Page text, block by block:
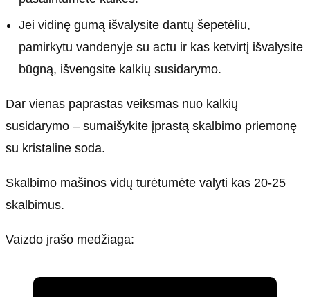
Jei vidinę gumą išvalysite dantų šepetėliu,
pamirkytu vandenyje su actu ir kas ketvirtį išvalysite
būgną, išvengsite kalkių susidarymo.
Dar vienas paprastas veiksmas nuo kalkių
susidarymo – sumaišykite įprastą skalbimo priemonę
su kristaline soda.
Skalbimo mašinos vidų turėtumėte valyti kas 20-25
skalbimus.
Vaizdo įrašo medžiaga: